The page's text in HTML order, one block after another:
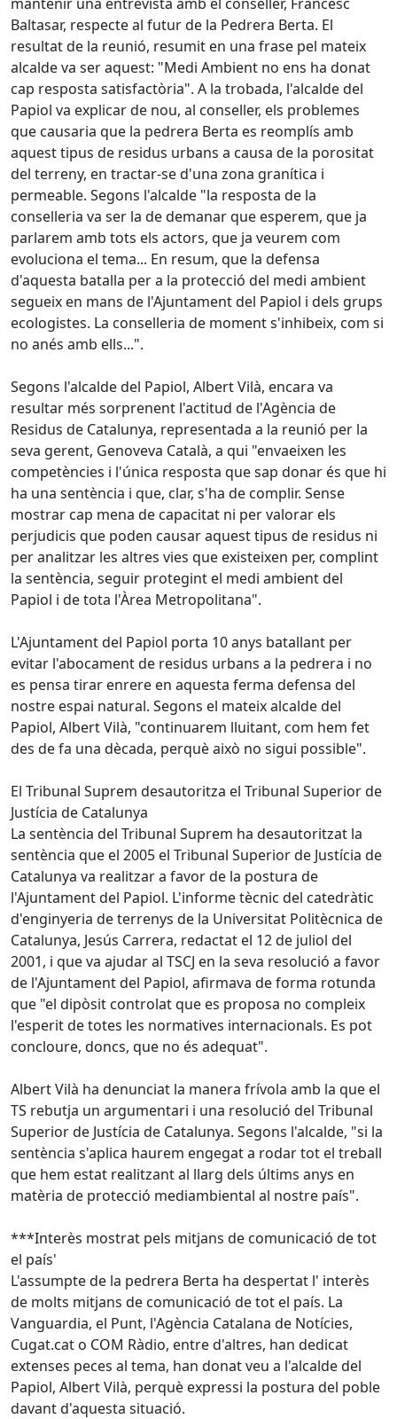
Baltasar, respecte al futur de la Pedrera Berta. El
resultat de la reunió, resumit en una frase pel mateix
alcalde va ser aquest: "Medi Ambient no ens ha donat
cap resposta satisfactòria". A la trobada, l'alcalde del
Papiol va explicar de nou, al conseller, els problemes
que causaria que la pedrera Berta es reomplís amb
aquest tipus de residus urbans a causa de la porositat
del terreny, en tractar-se d'una zona granítica i
permeable. Segons l'alcalde "la resposta de la
conselleria va ser la de demanar que esperem, que ja
parlarem amb tots els actors, que ja veurem com
evoluciona el tema... En resum, que la defensa
d'aquesta batalla per a la protecció del medi ambient
segueix en mans de l'Ajuntament del Papiol i dels grups
ecologistes. La conselleria de moment s'inhibeix, com si
no anés amb ells...".
Segons l'alcalde del Papiol, Albert Vilà, encara va
resultar més sorprenent l'actitud de l'Agència de
Residus de Catalunya, representada a la reunió per la
seva gerent, Genoveva Català, a qui "envaeixen les
competències i l'única resposta que sap donar és que hi
ha una sentència i que, clar, s'ha de complir. Sense
mostrar cap mena de capacitat ni per valorar els
perjudicis que poden causar aquest tipus de residus ni
per analitzar les altres vies que existeixen per, complint
la sentència, seguir protegint el medi ambient del
Papiol i de tota l'Àrea Metropolitana".
L'Ajuntament del Papiol porta 10 anys batallant per
evitar l'abocament de residus urbans a la pedrera i no
es pensa tirar enrere en aquesta ferma defensa del
nostre espai natural. Segons el mateix alcalde del
Papiol, Albert Vilà, "continuarem lluitant, com hem fet
des de fa una dècada, perquè això no sigui possible".
El Tribunal Suprem desautoritza el Tribunal Superior de
Justícia de Catalunya
La sentència del Tribunal Suprem ha desautoritzat la
sentència que el 2005 el Tribunal Superior de Justícia de
Catalunya va realitzar a favor de la postura de
l'Ajuntament del Papiol. L'informe tècnic del catedràtic
d'enginyeria de terrenys de la Universitat Politècnica de
Catalunya, Jesús Carrera, redactat el 12 de juliol del
2001, i que va ajudar al TSCJ en la seva resolució a favor
de l'Ajuntament del Papiol, afirmava de forma rotunda
que "el dipòsit controlat que es proposa no compleix
l'esperit de totes les normatives internacionals. Es pot
concloure, doncs, que no és adequat".
Albert Vilà ha denunciat la manera frívola amb la que el
TS rebutja un argumentari i una resolució del Tribunal
Superior de Justícia de Catalunya. Segons l'alcalde, "si la
sentència s'aplica haurem engegat a rodar tot el treball
que hem estat realitzant al llarg dels últims anys en
matèria de protecció mediambiental al nostre país".
***Interès mostrat pels mitjans de comunicació de tot
el país'
L'assumpte de la pedrera Berta ha despertat l' interès
de molts mitjans de comunicació de tot el país. La
Vanguardia, el Punt, l'Agència Catalana de Notícies,
Cugat.cat o COM Ràdio, entre d'altres, han dedicat
extenses peces al tema, han donat veu a l'alcalde del
Papiol, Albert Vilà, perquè expressi la postura del poble
davant d'aquesta situació.